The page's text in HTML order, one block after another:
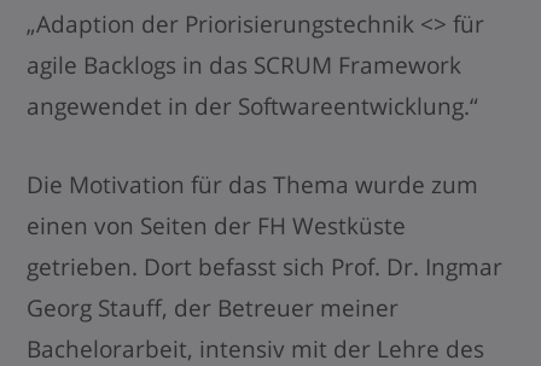
„Adaption der Priorisierungstechnik <> für
agile Backlogs in das SCRUM Framework
angewendet in der Softwareentwicklung.“
Die Motivation für das Thema wurde zum
einen von Seiten der FH Westküste
getrieben. Dort befasst sich Prof. Dr. Ingmar
Georg Stauff, der Betreuer meiner
Bachelorarbeit, intensiv mit der Lehre des